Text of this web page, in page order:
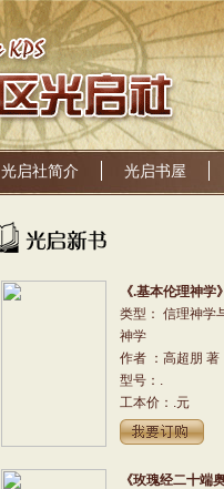
光启社简介 光启书屋
《.基本伦理神学
类型： 信理神学
神学
作者 ：高超朋 著
型号：.
工本价：.元
《玫瑰经二十端